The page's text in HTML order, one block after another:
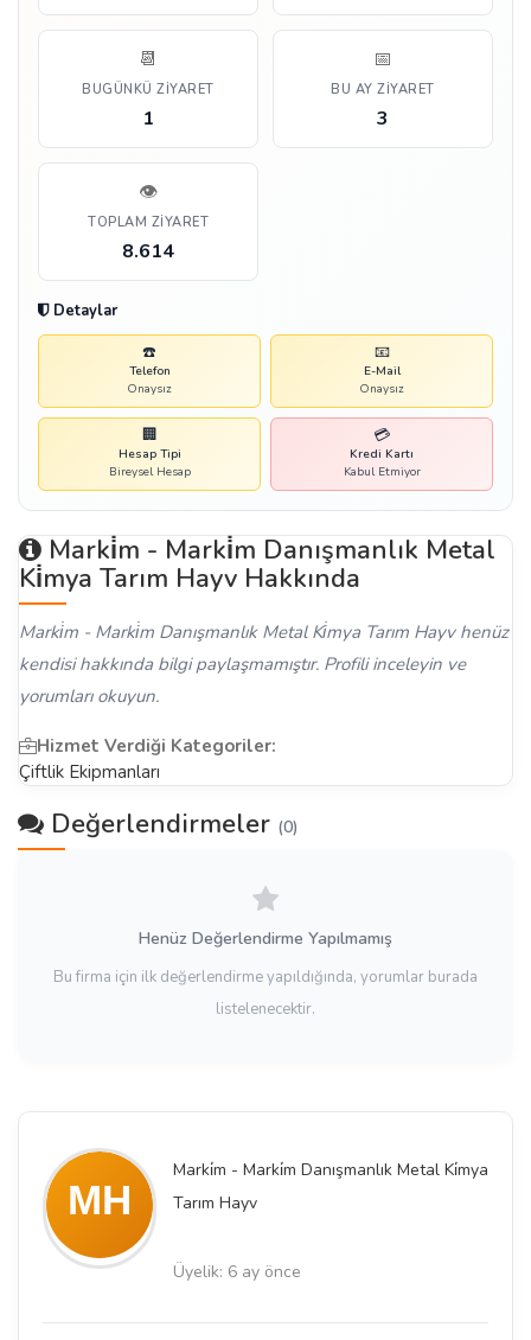
Marki̇m - Marki̇m Danışmanlık Metal Ki̇mya
Tarım Hayv
Üyelik: 6 ay önce
📆
BUGÜNKÜ ZIYARET
1
📅
BU AY ZIYARET
3
👁️
TOPLAM ZIYARET
8.614
Detaylar
☎️
Telefon
Onaysız
📧
E-Mail
Onaysız
🏢
Hesap Tipi
Bireysel Hesap
💳
Kredi Kartı
Kabul Etmiyor
Marki̇m - Marki̇m Danışmanlık Metal
Ki̇mya Tarım Hayv Hakkında
Marki̇m - Marki̇m Danışmanlık Metal Ki̇mya Tarım Hayv henüz
kendisi hakkında bilgi paylaşmamıştır. Profili inceleyin ve
yorumları okuyun.
Hizmet Verdiği Kategoriler:
Çiftlik Ekipmanları
Değerlendirmeler (0)
Henüz Değerlendirme Yapılmamış
Bu firma için ilk değerlendirme yapıldığında, yorumlar burada
listelenecektir.